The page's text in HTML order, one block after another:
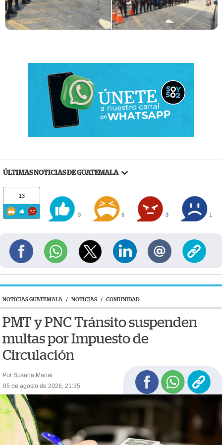
ÚLTIMAS NOTICIAS DE GUATEMALA
13
3 6 3 1
NOTICIAS GUATEMALA / NOTICIAS / COMUNIDAD
PMT y PNC Tránsito suspenden
multas por Impuesto de
Circulación
Por Susana Manai
05 de agosto de 2026, 21:35